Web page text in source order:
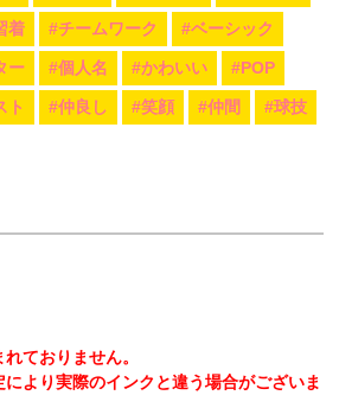
着 #チームワーク #ベーシック
ー #個人名 #かわいい #POP
ト #仲良し #笑顔 #仲間 #球技
ておりません。
より実際のインクと違う場合がございま